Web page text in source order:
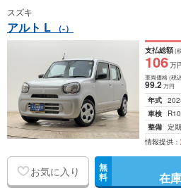
スズキ
アルト L （-）
支払総額(
106万
車両価格(税
99.2万円
年式
車検
整備 定
情報提供：
お気に入り 無
料 在